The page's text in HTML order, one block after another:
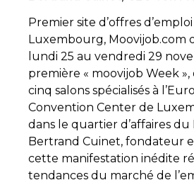
Premier site d’offres
Luxembourg, Moovijob.com
lundi 25 au vendredi 29
première « moovijob Week
cinq salons spécialisés à
Convention Center de
dans le quartier d’affaires
Bertrand Cuinet, fondateur
cette manifestation inédite
tendances du marché de